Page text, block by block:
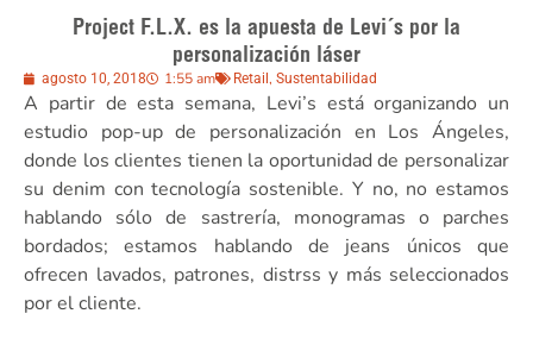
Project F.L.X. es la apuesta de Levi´s por la
personalización láser
agosto 10, 2018 1:55 am Retail, Sustentabilidad
A partir de esta semana, Levi’s está organizando un
estudio pop-up de personalización en Los Ángeles,
donde los clientes tienen la oportunidad de personalizar
su denim con tecnología sostenible. Y no, no estamos
hablando sólo de sastrería, monogramas o parches
bordados; estamos hablando de jeans únicos que
ofrecen lavados, patrones, distrss y más seleccionados
por el cliente.